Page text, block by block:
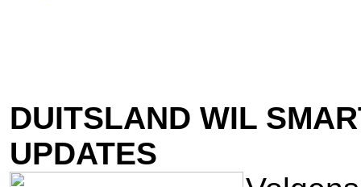
DUITSLAND WIL
UPDATES